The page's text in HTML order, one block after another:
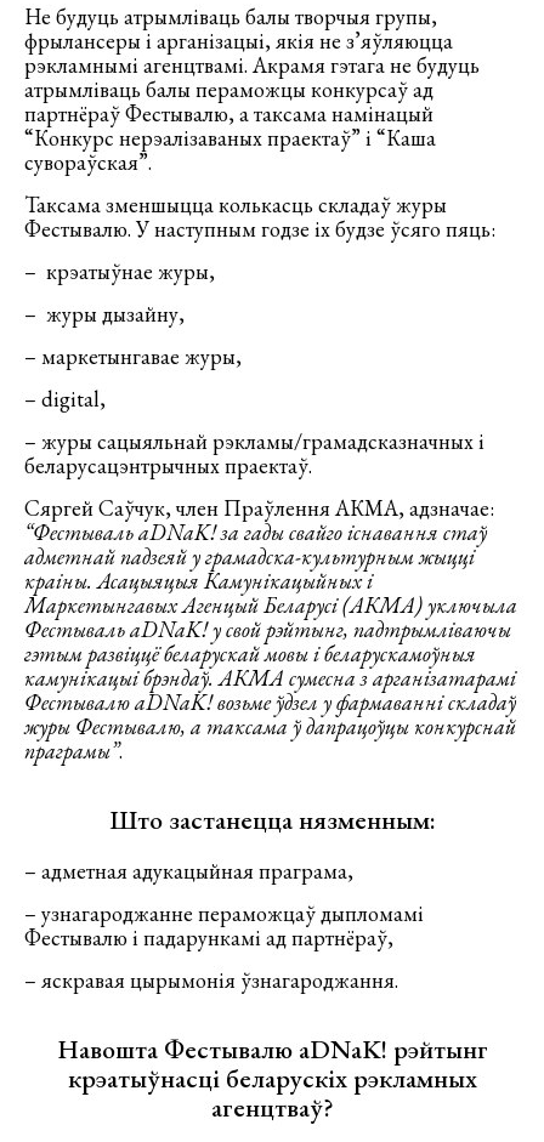
Не будуць атрымліваць балы творчыя групы,
фрылансеры і арганізацыі, якія не з’яўляюцца
рэкламнымі агенцтвамі. Акрамя гэтага не будуць
атрымліваць балы пераможцы конкурсаў ад
партнёраў Фестывалю, а таксама намінацый
“Конкурс нерэалізаваных праектаў” і “Каша
сувораўская”.
Таксама зменшыцца колькасць складаў журы
Фестывалю. У наступным годзе іх будзе ўсяго пяць:
– крэатыўнае журы,
– журы дызайну,
– маркетынгавае журы,
– digital,
– журы сацыяльнай рэкламы/грамадсказначных і
беларусацэнтрычных праектаў.
Сяргей Саўчук, член Праўлення АКМА, адзначае:
“Фестываль аDNаK! за гады свайго iснавання стаў
адметнай падзеяй у грамадска-культурным жыццi
краiны. Асацыяцыя Камунiкацыйных i
Маркетынгавых Агенцый Беларусi (АКМА) уключыла
Фестываль аDNаK! у свой рэйтынг, падтрымлiваючы
гэтым развiццё беларускай мовы і беларускамоўныя
камунiкацыi брэндаў. АКМА сумесна з арганізатарамі
Фестывалю аDNаK! возьме ўдзел у фармаваннi складаў
журы Фестывалю, а таксама ў дапрацоўцы конкурснай
праграмы”.
Што застанецца нязменным:
– адметная адукацыйная праграма,
– узнагароджанне пераможцаў дыпломамі
Фестывалю і падарункамі ад партнёраў,
– яскравая цырымонія ўзнагароджання.
Навошта Фестывалю aDNaK! рэйтынг
крэатыўнасці беларускіх рэкламных
агенцтваў?